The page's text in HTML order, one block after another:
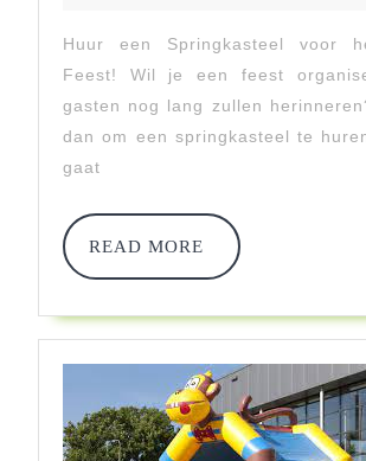
En
Breng
Je
Feest
Leven!
Huur een Springkasteel voor
Feest! Wil je een feest
gasten nog lang zullen
dan om een springkasteel te
gaat
READ MORE
READ
MORE